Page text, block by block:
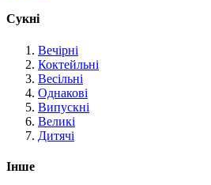
Сукні
Вечірні
Коктейльні
Весільні
Однакові
Випускні
Великі
Дитячі
Інше